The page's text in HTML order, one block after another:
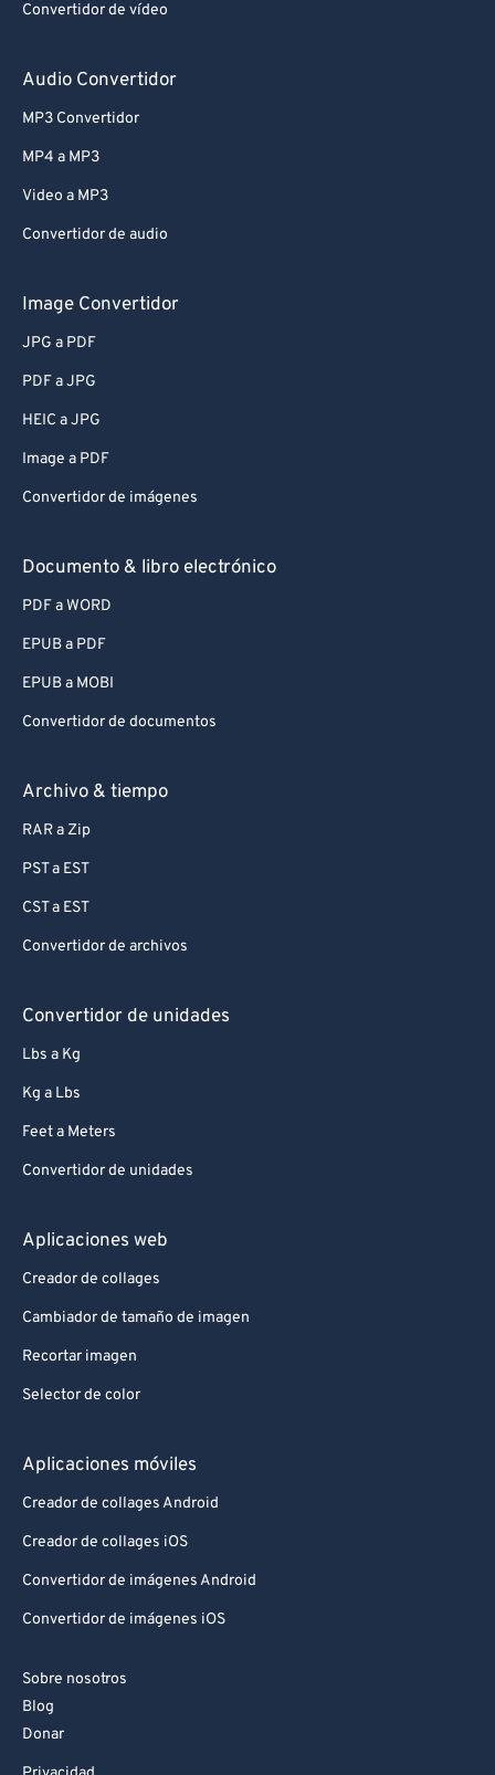
Convertidor de vídeo
Audio Convertidor
MP3 Convertidor
MP4 a MP3
Video a MP3
Convertidor de audio
Image Convertidor
JPG a PDF
PDF a JPG
HEIC a JPG
Image a PDF
Convertidor de imágenes
Documento & libro electrónico
PDF a WORD
EPUB a PDF
EPUB a MOBI
Convertidor de documentos
Archivo & tiempo
RAR a Zip
PST a EST
CST a EST
Convertidor de archivos
Convertidor de unidades
Lbs a Kg
Kg a Lbs
Feet a Meters
Convertidor de unidades
Aplicaciones web
Creador de collages
Cambiador de tamaño de imagen
Recortar imagen
Selector de color
Aplicaciones móviles
Creador de collages Android
Creador de collages iOS
Convertidor de imágenes Android
Convertidor de imágenes iOS
Sobre nosotros
Blog
Donar